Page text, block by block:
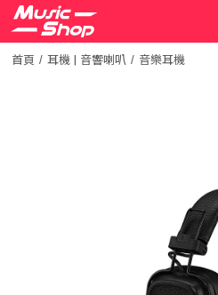
首頁 耳機 | 音響喇叭 音樂耳機